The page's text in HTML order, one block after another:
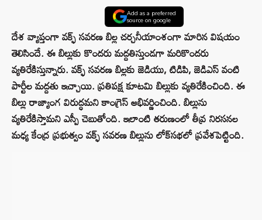
Add as a preferred
source on google
దేశ వ్యాప్తంగా వక్ఫ్ సవరణ బిల్ల చర్చనీయాంశంగా మారిన విషయం
తెలిసిందే. ఈ బిల్లుకు కొందరు మద్దతిస్తుండగా మరికొందరు
వ్యతిరేకిస్తున్నారు. వక్ఫ్ సవరణ బిల్లకు జెడియు, టిడిపి, జెడిఎస్ వంటి
పార్టీల మద్దతు ఇచ్చాయి. ప్రతిపక్ష కూటమి బిల్లుకు వ్యతిరేకించింది. ఈ
బిల్లు రాజ్యాంగ విరుద్ధమని కాంగ్రెస్ అభివర్ణించింది. బిల్లును
వ్యతిరేకిస్తామని ఎస్పీ చెబుతోంది. ఇలాంటి తరుణంలో తీవ్ర నిరసనల
మధ్య కేంద్ర ప్రభుత్వం వక్ఫ్ సవరణ బిల్లును లోక్‌సభలో ప్రవేశపెట్టింది.